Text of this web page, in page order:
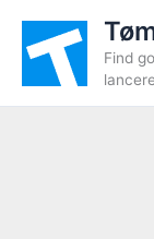
indholdet
Find